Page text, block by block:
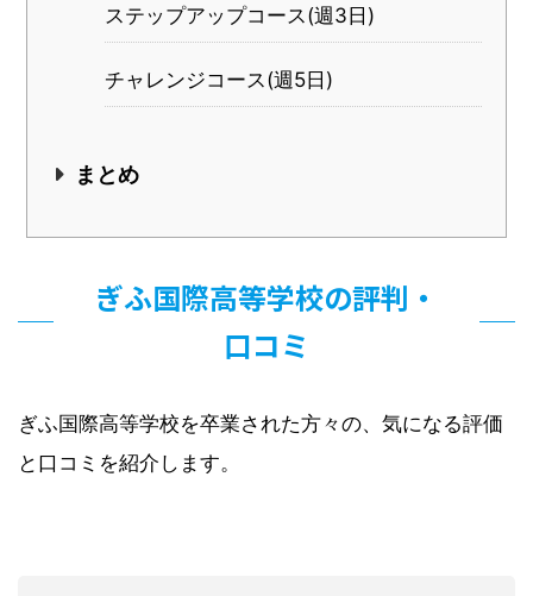
ステップアップコース(週3日)
チャレンジコース(週5日)
まとめ
ぎふ国際高等学校の評判・
口コミ
ぎふ国際高等学校を卒業された方々の、気になる評価
と口コミを紹介します。